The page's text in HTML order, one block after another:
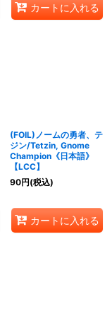
カートに入れる
(FOIL)ノームの勇者、テ
ジン/Tetzin, Gnome
Champion《日本語》
【LCC】
90円(税込)
カートに入れる